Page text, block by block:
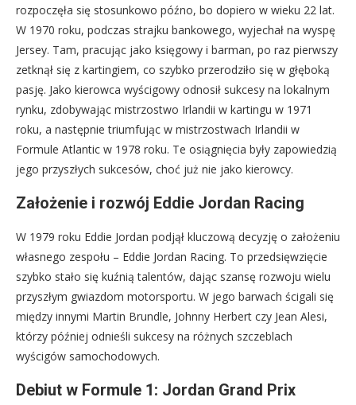
rozpoczęła się stosunkowo późno, bo dopiero w wieku 22 lat.
W 1970 roku, podczas strajku bankowego, wyjechał na wyspę
Jersey. Tam, pracując jako księgowy i barman, po raz pierwszy
zetknął się z kartingiem, co szybko przerodziło się w głęboką
pasję. Jako kierowca wyścigowy odnosił sukcesy na lokalnym
rynku, zdobywając mistrzostwo Irlandii w kartingu w 1971
roku, a następnie triumfując w mistrzostwach Irlandii w
Formule Atlantic w 1978 roku. Te osiągnięcia były zapowiedzią
jego przyszłych sukcesów, choć już nie jako kierowcy.
Założenie i rozwój Eddie Jordan Racing
W 1979 roku Eddie Jordan podjął kluczową decyzję o założeniu
własnego zespołu – Eddie Jordan Racing. To przedsięwzięcie
szybko stało się kuźnią talentów, dając szansę rozwoju wielu
przyszłym gwiazdom motorsportu. W jego barwach ścigali się
między innymi Martin Brundle, Johnny Herbert czy Jean Alesi,
którzy później odnieśli sukcesy na różnych szczeblach
wyścigów samochodowych.
Debiut w Formule 1: Jordan Grand Prix